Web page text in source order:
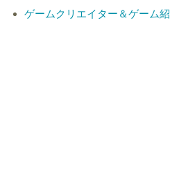
ゲームクリエイター＆ゲーム